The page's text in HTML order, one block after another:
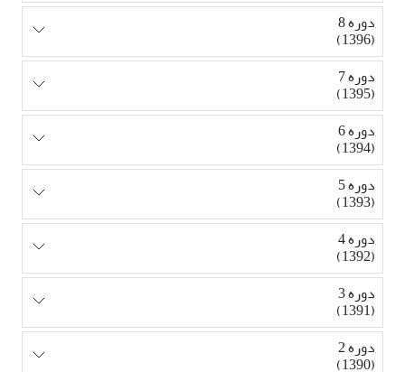
دوره 8
(1396)
دوره 7
(1395)
دوره 6
(1394)
دوره 5
(1393)
دوره 4
(1392)
دوره 3
(1391)
دوره 2
(1390)